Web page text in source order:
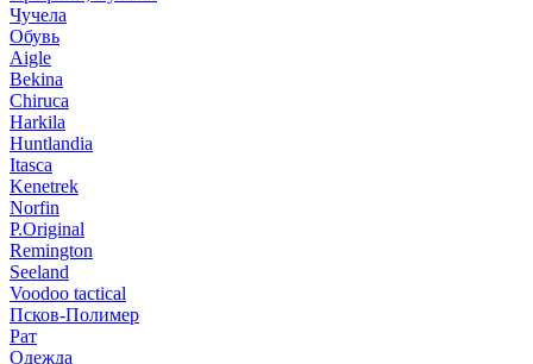
Чучела
Обувь
Aigle
Bekina
Chiruсa
Harkila
Huntlandia
Itasca
Kenetrek
Norfin
P.Original
Remington
Seeland
Voodoo tactical
Псков-Полимер
Рат
Одежда